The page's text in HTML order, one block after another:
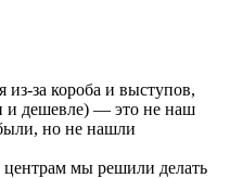
из-за короба и выступов,
и дешевле) — это не наш
но не нашли
мы решили делать